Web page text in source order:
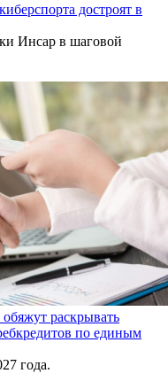
достроят в
Инсар в шаговой
раскрывать
по единым
года.